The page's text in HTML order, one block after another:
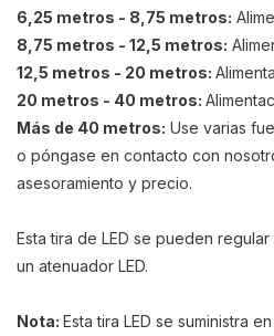
6,25 metros - 8,75 metros:
8,75 metros - 12,5 metros:
12,5 metros - 20 metros:
20 metros - 40 metros:
Más de 40 metros: Use varias
o póngase en contacto con
asesoramiento y precio.
Esta tira de LED se pueden
un atenuador LED.
Nota: Esta tira LED se suministra